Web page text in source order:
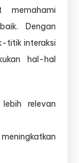
memahami
Dengan
titik interaksi
hal-hal
relevan